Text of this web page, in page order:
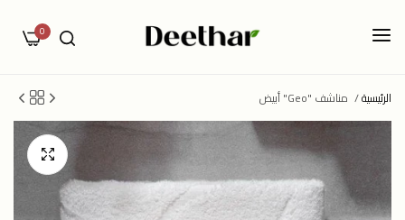
0
الرئيسية/ مناشف "Geo" أبيض